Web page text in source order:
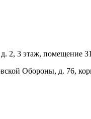
2, 3 этаж, помещение
Обороны, д. 76,